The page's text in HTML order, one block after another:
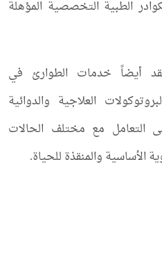
الطبية التخصصية المؤهلة
أيضاً خدمات الطوارئ في
العلاجية والدوائية
التعامل مع مختلف الحالات
الأساسية والمنقذة للحياة.